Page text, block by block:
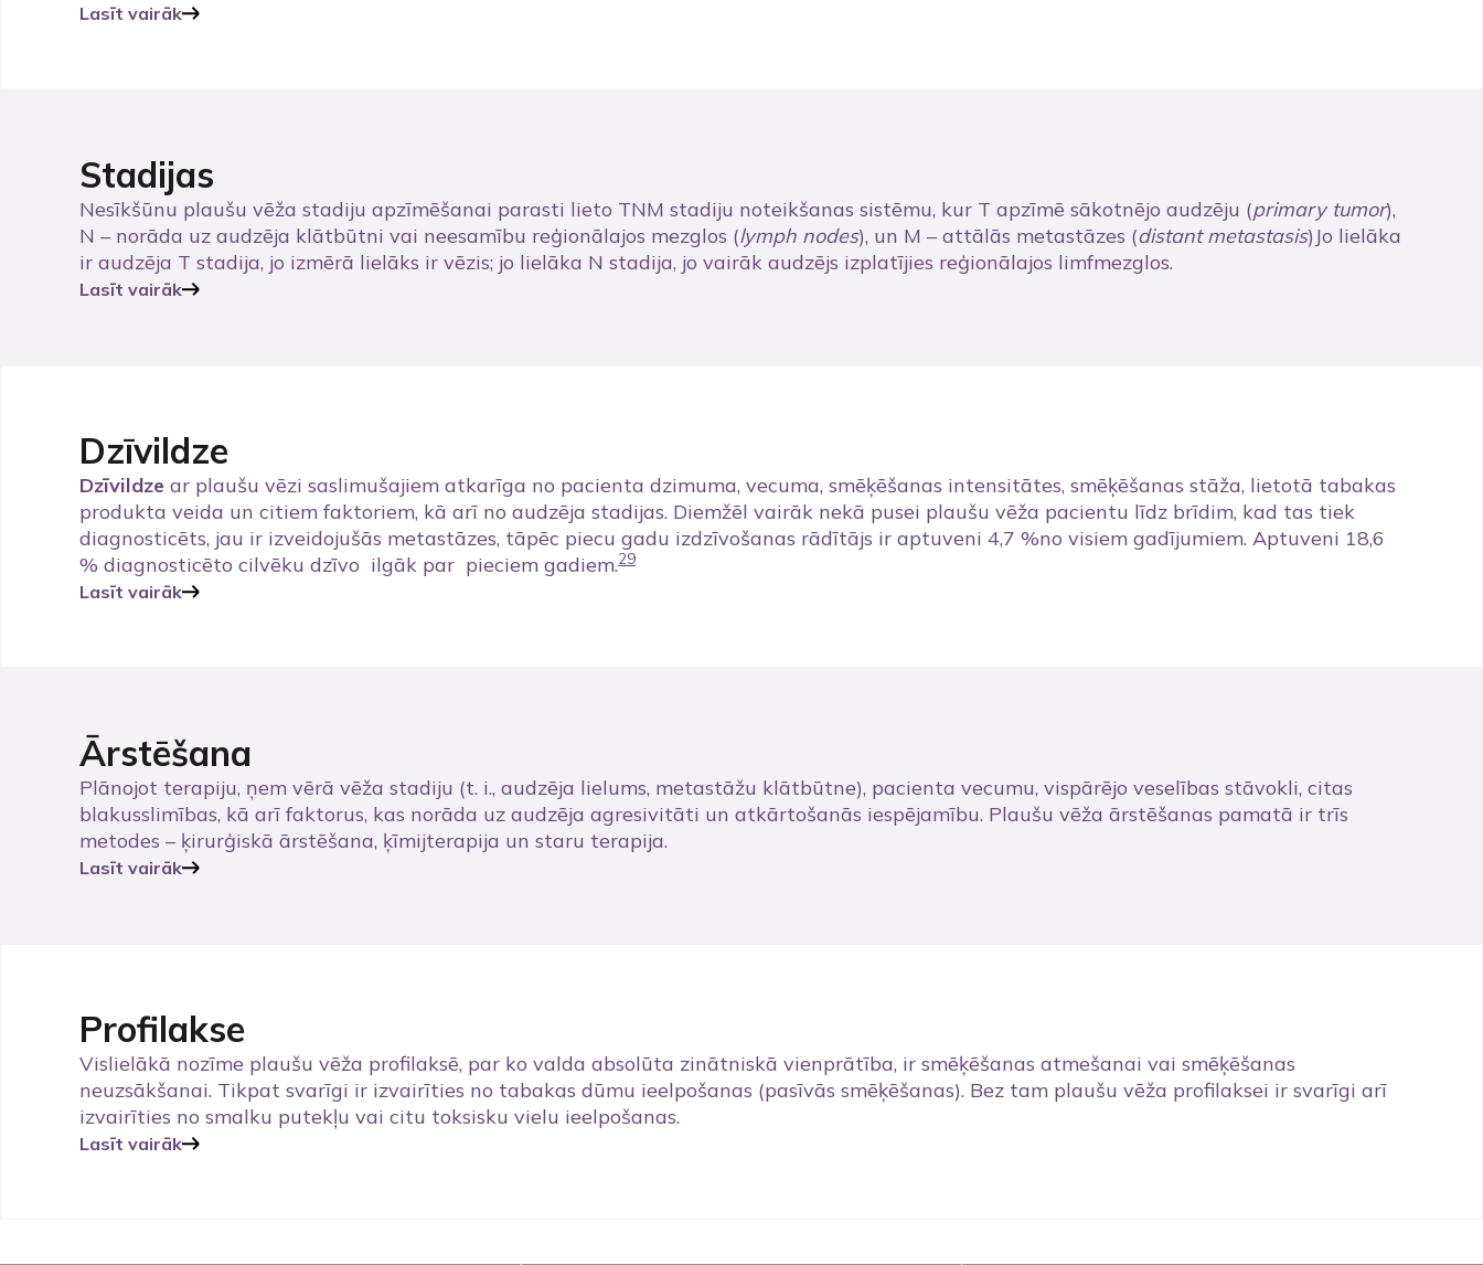
Lasīt vairāk
Stadijas
Nesīkšūnu plaušu vēža stadiju apzīmēšanai parasti lieto TNM stadiju noteikšanas sistēmu, kur T apzīmē sākotnējo audzēju (primary tumor),
N – norāda uz audzēja klātbūtni vai neesamību reģionālajos mezglos (lymph nodes), un M – attālās metastāzes (distant metastasis)Jo lielāka
ir audzēja T stadija, jo izmērā lielāks ir vēzis; jo lielāka N stadija, jo vairāk audzējs izplatījies reģionālajos limfmezglos.
Lasīt vairāk
Dzīvildze
Dzīvildze ar plaušu vēzi saslimušajiem atkarīga no pacienta dzimuma, vecuma, smēķēšanas intensitātes, smēķēšanas stāža, lietotā tabakas
produkta veida un citiem faktoriem, kā arī no audzēja stadijas. Diemžēl vairāk nekā pusei plaušu vēža pacientu līdz brīdim, kad tas tiek
diagnosticēts, jau ir izveidojušās metastāzes, tāpēc piecu gadu izdzīvošanas rādītājs ir aptuveni 4,7 %no visiem gadījumiem. Aptuveni 18,6
% diagnosticēto cilvēku dzīvo ilgāk par pieciem gadiem.29
Lasīt vairāk
Ārstēšana
Plānojot terapiju, ņem vērā vēža stadiju (t. i., audzēja lielums, metastāžu klātbūtne), pacienta vecumu, vispārējo veselības stāvokli, citas
blakusslimības, kā arī faktorus, kas norāda uz audzēja agresivitāti un atkārtošanās iespējamību. Plaušu vēža ārstēšanas pamatā ir trīs
metodes – ķirurģiskā ārstēšana, ķīmijterapija un staru terapija.
Lasīt vairāk
Profilakse
Vislielākā nozīme plaušu vēža profilaksē, par ko valda absolūta zinātniskā vienprātība, ir smēķēšanas atmešanai vai smēķēšanas
neuzsākšanai. Tikpat svarīgi ir izvairīties no tabakas dūmu ieelpošanas (pasīvās smēķēšanas). Bez tam plaušu vēža profilaksei ir svarīgi arī
izvairīties no smalku putekļu vai citu toksisku vielu ieelpošanas.
Lasīt vairāk